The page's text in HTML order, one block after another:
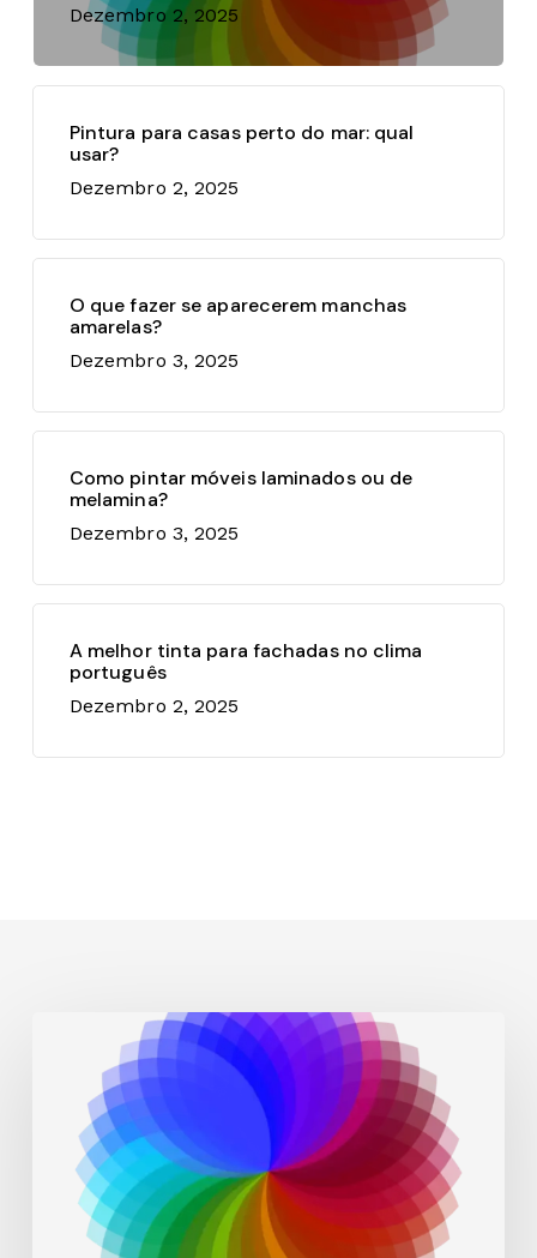
Dezembro 2, 2025
Pintura para casas perto do mar: qual
usar?
Dezembro 2, 2025
O que fazer se aparecerem manchas
amarelas?
Dezembro 3, 2025
Como pintar móveis laminados ou de
melamina?
Dezembro 3, 2025
A melhor tinta para fachadas no clima
português
Dezembro 2, 2025
parede
destaque
(accent
wall)?